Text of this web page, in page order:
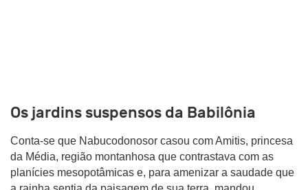
Os jardins suspensos da Babilônia
Conta-se que Nabucodonosor casou com Amitis, princesa
da Média, região montanhosa que contrastava com as
planícies mesopotâmicas e, para amenizar a saudade que